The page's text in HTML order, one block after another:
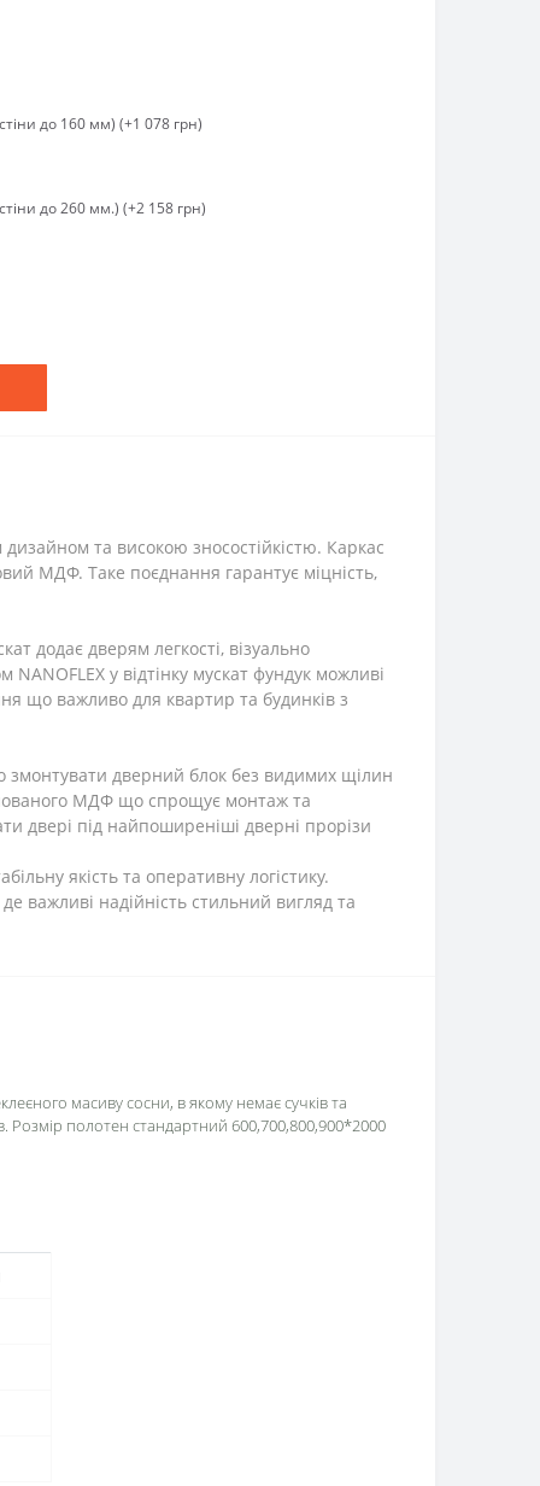
до 160 мм) (+1 078 грн)
до 260 мм.) (+2 158 грн)
та високою зносостійкістю. Каркас
МДФ. Таке поєднання гарантує міцність,
додає дверям легкості, візуально
у відтінку мускат фундук можливі
що важливо для квартир та будинків з
дверний блок без видимих щілин
МДФ що спрощує монтаж та
двері під найпоширеніші дверні прорізи
якість та оперативну логістику.
важливі надійність стильний вигляд та
масиву сосни, в якому немає сучків та
Розмір полотен стандартний 600,700,800,900*2000